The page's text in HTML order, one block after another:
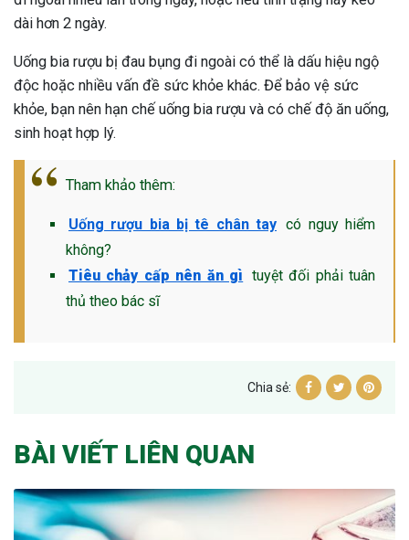
dài hơn 2 ngày.
Uống bia rượu bị đau bụng đi ngoài có thể là dấu hiệu ngộ
độc hoặc nhiều vấn đề sức khỏe khác. Để bảo vệ sức
khỏe, bạn nên hạn chế uống bia rượu và có chế độ ăn uống,
sinh hoạt hợp lý.
Tham khảo thêm:
Uống rượu bia bị tê chân tay có nguy hiểm
không?
Tiêu chảy cấp nên ăn gì tuyệt đối phải tuân
thủ theo bác sĩ
Chia sẻ:
BÀI VIẾT LIÊN QUAN